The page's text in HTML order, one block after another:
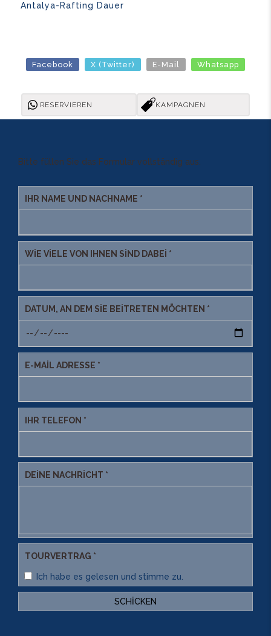
Antalya-Rafting Dauer
Facebook X (Twitter) E-Mail Whatsapp
RESERVIEREN KAMPAGNEN
Bitte füllen Sie das Formular vollständig aus.
IHR NAME UND NACHNAME *
WIE VIELE VON IHNEN SIND DABEI *
DATUM, AN DEM SIE BEITRETEN MÖCHTEN *
E-MAIL ADRESSE *
IHR TELEFON *
DEINE NACHRICHT *
TOURVERTRAG *
Ich habe es gelesen und stimme zu.
SCHICKEN